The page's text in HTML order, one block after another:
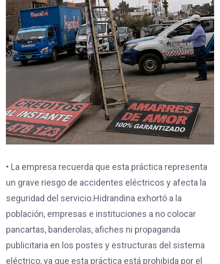
• La empresa recuerda que esta práctica representa
un grave riesgo de accidentes eléctricos y afecta la
seguridad del servicio.Hidrandina exhortó a la
población, empresas e instituciones a no colocar
pancartas, banderolas, afiches ni propaganda
publicitaria en los postes y estructuras del sistema
eléctrico, ya que esta práctica está prohibida por el